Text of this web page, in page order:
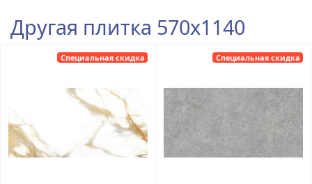
Другая плитка 570x1140
Специальная скидка Специальная скидка